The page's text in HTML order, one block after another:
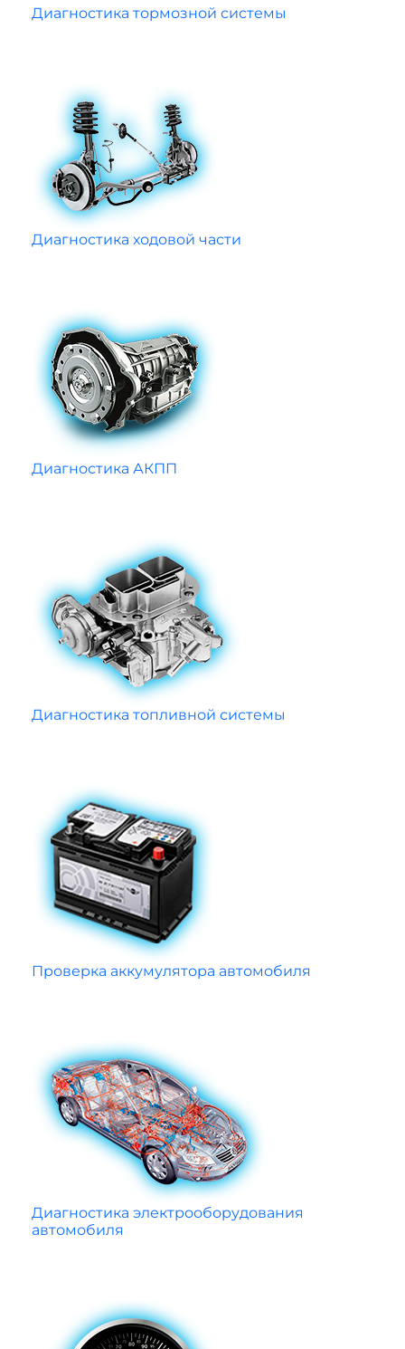
Диагностика тормозной системы
Диагностика ходовой части
Диагностика АКПП
Диагностика топливной системы
Проверка аккумулятора автомобиля
Диагностика электрооборудования
автомобиля